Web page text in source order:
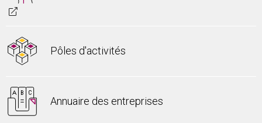
Pôles d'activités
Annuaire des entreprises